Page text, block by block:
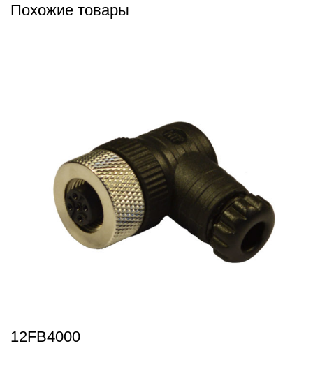
Похожие товары
12FB4000